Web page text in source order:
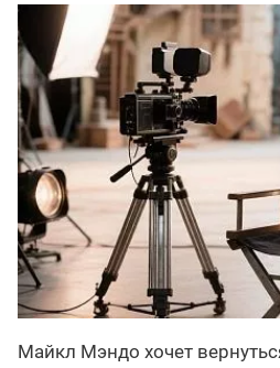
Майкл Мэндо хочет